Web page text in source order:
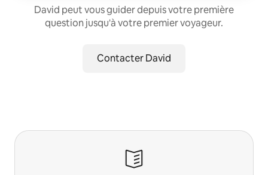
David peut vous guider depuis votre première
question jusqu'à votre premier voyageur.
Contacter David